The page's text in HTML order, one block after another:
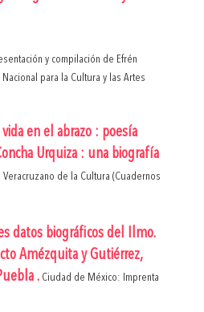
y compilación de Efrén
para la Cultura y las Artes
en el abrazo : poesía
Urquiza : una biografía
de la Cultura (Cuadernos
datos biográficos del Ilmo.
Amézquita y Gutiérrez,
. Ciudad de México: Imprenta